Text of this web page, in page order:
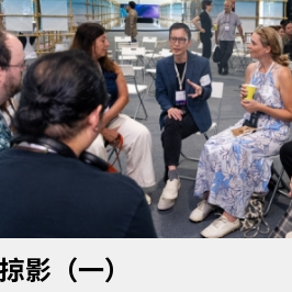
影（一）